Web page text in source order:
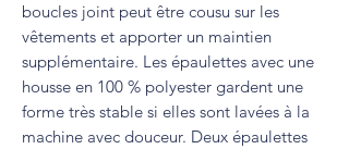
boucles joint peut être cousu sur les
vêtements et apporter un maintien
supplémentaire. Les épaulettes avec une
housse en 100 % polyester gardent une
forme très stable si elles sont lavées à la
machine avec douceur. Deux épaulettes